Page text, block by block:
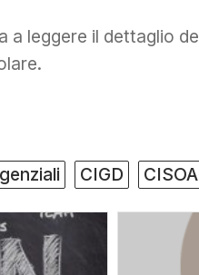
a leggere il dettaglio
CIGD CISOA